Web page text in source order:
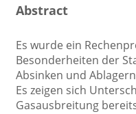
Abstract
Es wurde ein
Besonderheiten der
Absinken und
Es zeigen sich
Gasausbreitung